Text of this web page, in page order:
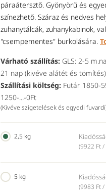
páraátersztő. Gyönyörű és
színezhető. Száraz és nedves
zuhanytálcák, zuhanykabinok,
"csempementes" burkolására.
Várható szállítás: GLS: 2-5
21 nap (kivéve alátét és tömítés)
Szállítási költség: Futár 1850-
1250-...-0Ft
(Kivéve szigetelések és egyedi
2,5 kg
(9922 Ft
5 kg
(9983 Ft